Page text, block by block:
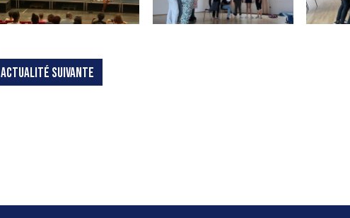
ACTUALITÉ SUIVANTE